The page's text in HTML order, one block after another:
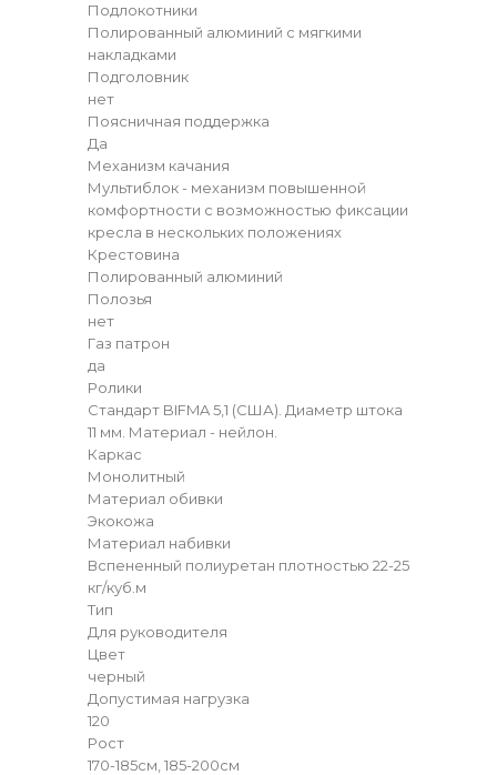
Подлокотники
Полированный алюминий с мягкими
накладками
Подголовник
нет
Поясничная поддержка
Да
Механизм качания
Мультиблок - механизм повышенной
комфортности с возможностью фиксации
кресла в нескольких положениях
Крестовина
Полированный алюминий
Полозья
нет
Газ патрон
да
Ролики
Стандарт BIFMA 5,1 (США). Диаметр штока
11 мм. Материал - нейлон.
Каркас
Монолитный
Материал обивки
Экокожа
Материал набивки
Вспененный полиуретан плотностью 22-25
кг/куб.м
Тип
Для руководителя
Цвет
черный
Допустимая нагрузка
120
Рост
170-185см, 185-200см